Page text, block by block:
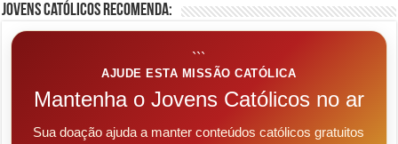
Jovens Católicos Recomenda:
```
AJUDE ESTA MISSÃO CATÓLICA
Mantenha o Jovens Católicos no ar
Sua doação ajuda a manter conteúdos católicos gratuitos